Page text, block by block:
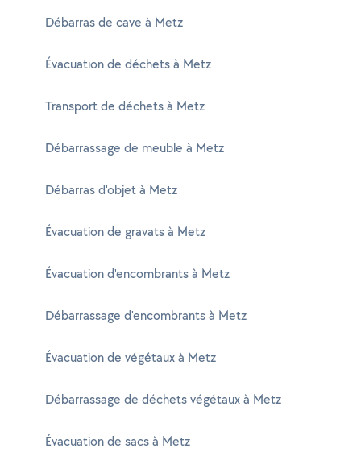
Débarras de cave à Metz
Évacuation de déchets à Metz
Transport de déchets à Metz
Débarrassage de meuble à Metz
Débarras d'objet à Metz
Évacuation de gravats à Metz
Évacuation d'encombrants à Metz
Débarrassage d'encombrants à Metz
Évacuation de végétaux à Metz
Débarrassage de déchets végétaux à Metz
Évacuation de sacs à Metz